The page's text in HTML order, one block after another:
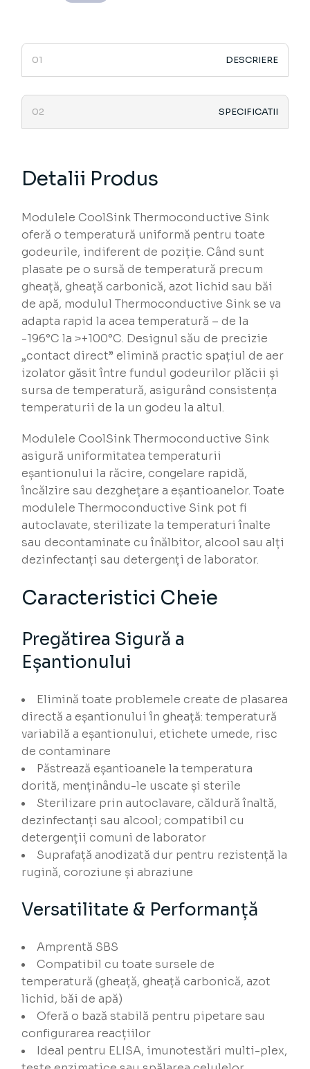
DESCRIERE
SPECIFICATII
Detalii Produs
Modulele CoolSink Thermoconductive Sink
oferă o temperatură uniformă pentru toate
godeurile, indiferent de poziție. Când sunt
plasate pe o sursă de temperatură precum
gheață, gheață carbonică, azot lichid sau băi
de apă, modulul Thermoconductive Sink se va
adapta rapid la acea temperatură – de la
-196°C la >+100°C. Designul său de precizie
„contact direct” elimină practic spațiul de aer
izolator găsit între fundul godeurilor plăcii și
sursa de temperatură, asigurând consistența
temperaturii de la un godeu la altul.
Modulele CoolSink Thermoconductive Sink
asigură uniformitatea temperaturii
eșantionului la răcire, congelare rapidă,
încălzire sau dezghețare a eșantioanelor. Toate
modulele Thermoconductive Sink pot fi
autoclavate, sterilizate la temperaturi înalte
sau decontaminate cu înălbitor, alcool sau alți
dezinfectanți sau detergenți de laborator.
Caracteristici Cheie
Pregătirea Sigură a
Eșantionului
Elimină toate problemele create de plasarea
directă a eșantionului în gheață: temperatură
variabilă a eșantionului, etichete umede, risc
de contaminare
Păstrează eșantioanele la temperatura
dorită, menținându-le uscate și sterile
Sterilizare prin autoclavare, căldură înaltă,
dezinfectanți sau alcool; compatibil cu
detergenții comuni de laborator
Suprafață anodizată dur pentru rezistență la
rugină, coroziune și abraziune
Versatilitate & Performanță
Amprentă SBS
Compatibil cu toate sursele de
temperatură (gheață, gheață carbonică, azot
lichid, băi de apă)
Oferă o bază stabilă pentru pipetare sau
configurarea reacțiilor
Ideal pentru ELISA, imunotestări multi-plex,